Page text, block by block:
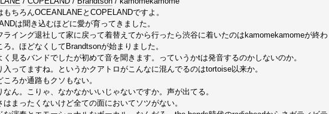
もちろんOCEANLANEとCOPELANDですよ。
は聞き込むほどに愛が育ってきました。
ライング退社して家に戻って着替えてから行ったら渋谷に着いたのはkamomekamomeが終わ
ろ。ほどなくしてBrandtsonが始まりました。
く見るバンドでしたが初めて音を聞きます。っていうかtは発音するのかしないのか。
入ってますね。というかクアトロがこんなに混んでるのはtortoise以来か。
ころか通路もクソもない。
なん。こりゃ、なかなかいいじゃないですか。声が出てる。
はまったくないけど全ての面においてソツがない。